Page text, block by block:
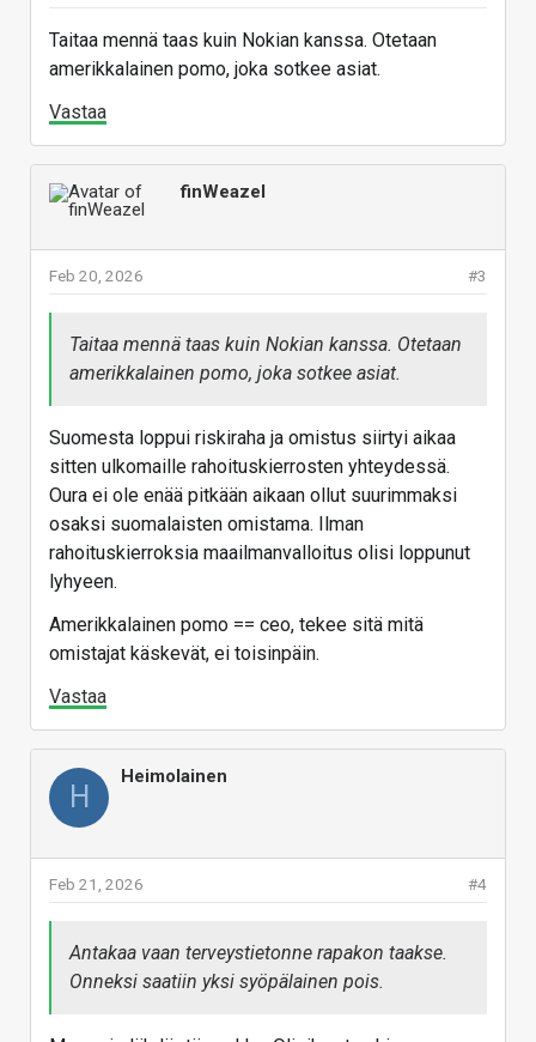
Taitaa mennä taas kuin Nokian kanssa. Otetaan
amerikkalainen pomo, joka sotkee asiat.
Vastaa
finWeazel
#3
Feb 20, 2026
Taitaa mennä taas kuin Nokian kanssa. Otetaan
amerikkalainen pomo, joka sotkee asiat.
Suomesta loppui riskiraha ja omistus siirtyi aikaa
sitten ulkomaille rahoituskierrosten yhteydessä.
Oura ei ole enää pitkään aikaan ollut suurimmaksi
osaksi suomalaisten omistama. Ilman
rahoituskierroksia maailmanvalloitus olisi loppunut
lyhyeen.
Amerikkalainen pomo == ceo, tekee sitä mitä
omistajat käskevät, ei toisinpäin.
Vastaa
H
Heimolainen
#4
Feb 21, 2026
Antakaa vaan terveystietonne rapakon taakse.
Onneksi saatiin yksi syöpälainen pois.